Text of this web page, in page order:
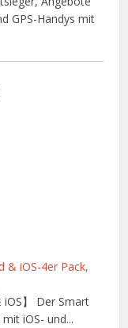
GPS-Handys mit
& iOS-4er Pack,
iOS】 Der Smart
iOS- und...